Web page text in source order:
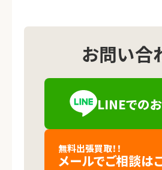
お問い合
LINEでの
（新
無料出張買取！！
メールでご相談は